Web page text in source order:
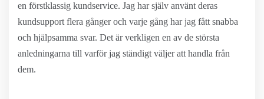
en förstklassig kundservice. Jag har själv använt deras
kundsupport flera gånger och varje gång har jag fått snabba
och hjälpsamma svar. Det är verkligen en av de största
anledningarna till varför jag ständigt väljer att handla från
dem.